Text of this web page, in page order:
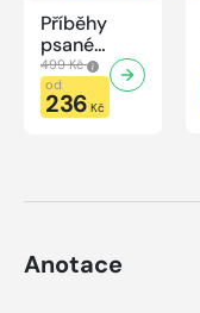
Příběhy
psané
modrou
krví
499 Kč
od
236 Kč
Anotace